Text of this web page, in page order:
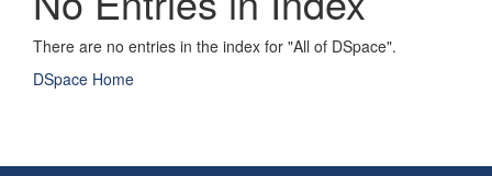
There are no entries in the index for "All of DSpace".
DSpace Home